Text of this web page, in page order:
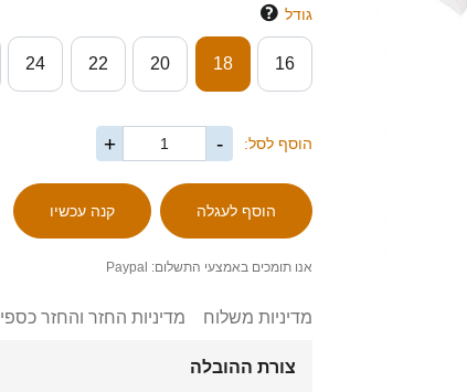
גודל
16
18
20
22
24
הוסף לסל: -
+
אנו תומכים באמצעי התשלום: Paypal
מדיניות משלוח מדיניות החזר והחזר כספי
צורת ההובלה